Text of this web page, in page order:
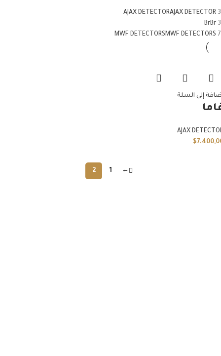
AJAX DETECTORAJAX DETECTOR 3
BrBr 3
MWF DETECTORSMWF DETECTORS 7
إلى السلة
AJAX
$
←
1
2